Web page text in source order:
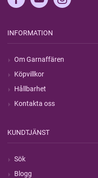
INFORMATION
Om Garnaffären
Köpvillkor
Hållbarhet
Kontakta oss
KUNDTJÄNST
Sök
Blogg